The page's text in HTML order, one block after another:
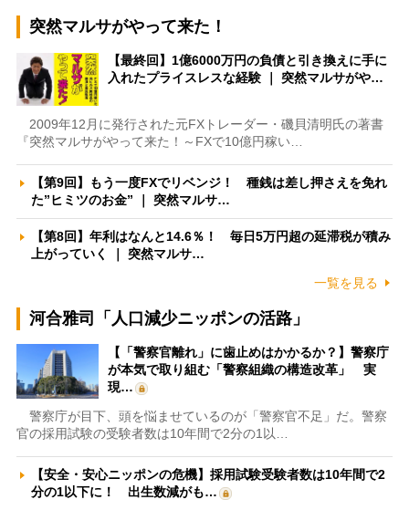
突然マルサがやって来た！
【最終回】1億6000万円の負債と引き換えに手に
入れたプライスレスな経験 ｜ 突然マルサがや…
2009年12月に発行された元FXトレーダー・磯貝清明氏の著書
『突然マルサがやって来た！～FXで10億円稼い…
【第9回】もう一度FXでリベンジ！ 種銭は差し押さえを免れ
た”ヒミツのお金” ｜ 突然マルサ…
【第8回】年利はなんと14.6％！ 毎日5万円超の延滞税が積み
上がっていく ｜ 突然マルサ…
一覧を見る
河合雅司「人口減少ニッポンの活路」
【「警察官離れ」に歯止めはかかるか？】警察庁
が本気で取り組む「警察組織の構造改革」 実
現…
警察庁が目下、頭を悩ませているのが「警察官不足」だ。警察
官の採用試験の受験者数は10年間で2分の1以…
【安全・安心ニッポンの危機】採用試験受験者数は10年間で2
分の1以下に！ 出生数減がも…